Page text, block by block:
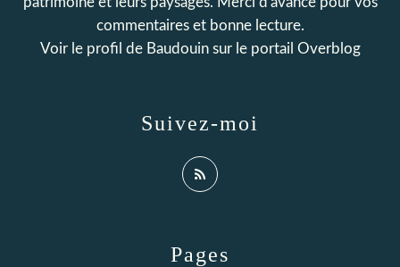
Pages
Suivez-moi
commentaires et bonne lecture.
Voir le profil de Baudouinsur le portail Overblog